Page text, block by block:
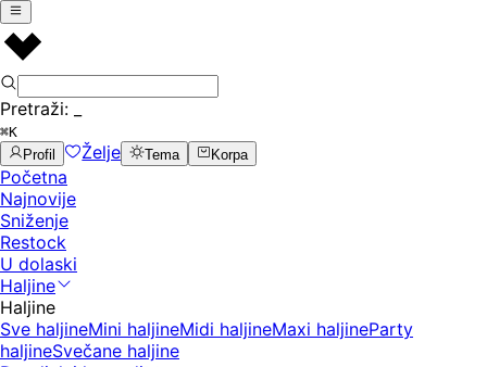
Pretraži:
⌘K
Profil
Želje Tema Korpa
Početna
Najnovije
Sniženje
Restock
U dolaski
Haljine
Haljine
Sve haljineMini haljineMidi haljineMaxi haljineParty
haljineSvečane haljine